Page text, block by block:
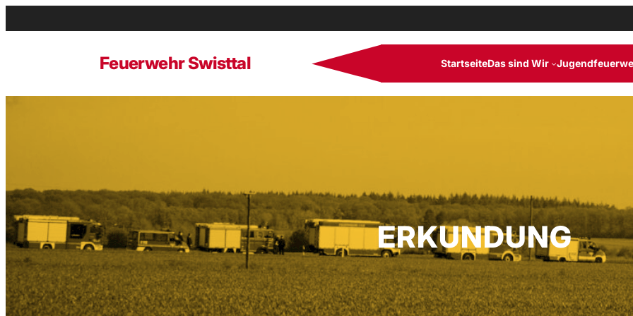
Inhalt
Feuerwehr Swisttal StartseiteDas sind Wir
ERKUNDUNG